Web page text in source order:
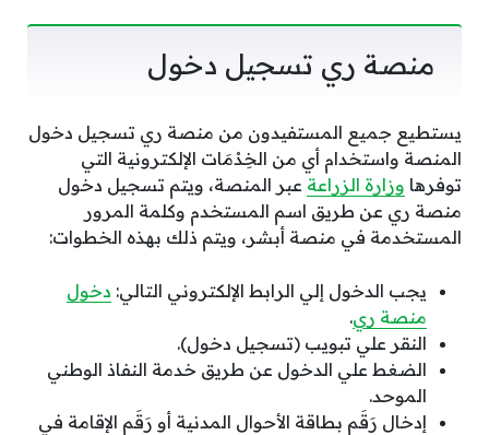
منصة ري تسجيل دخول
يستطيع جميع المستفيدون من منصة ري تسجيل دخول
المنصة واستخدام أي من الخِدْمَات الإلكترونية التي
توفرها وزارة الزراعة عبر المنصة، ويتم تسجيل دخول
منصة ري عن طريق اسم المستخدم وكلمة المرور
المستخدمة في منصة أبشر، ويتم ذلك بهذه الخطوات:
يجب الدخول إلي الرابط الإلكتروني التالي: دخول
منصة ري.
النقر علي تبويب (تسجيل دخول).
الضغط علي الدخول عن طريق خدمة النفاذ الوطني
الموحد.
إدخال رَقَم بطاقة الأحوال المدنية أو رَقَم الإقامة في